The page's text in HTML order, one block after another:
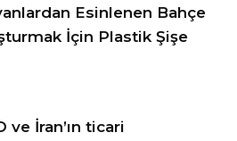
Esinlenen Bahçe
İçin Plastik Şişe
ve İran’ın ticari